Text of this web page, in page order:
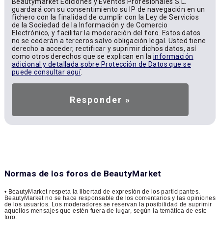
Beautymarket Ediciones y Eventos Profesionales S.L.
guardará con su consentimiento su IP de navegación en un
fichero con la finalidad de cumplir con la Ley de Servicios
de la Sociedad de la Información y de Comercio
Electrónico, y facilitar la moderación del foro. Estos datos
no se cederán a terceros salvo obligación legal. Usted tiene
derecho a acceder, rectificar y suprimir dichos datos, así
como otros derechos que se explican en la información
adicional y detallada sobre Protección de Datos que se
puede consultar aquí.
Normas de los foros de BeautyMarket
• BeautyMarket respeta la libertad de expresión de los participantes.
BeautyMarket no se hace responsable de los comentarios y las opiniones
de los usuarios. Los moderadores se reservan la posibilidad de suprimir
aquellos mensajes que estén fuera de lugar, según la temática de este
foro.